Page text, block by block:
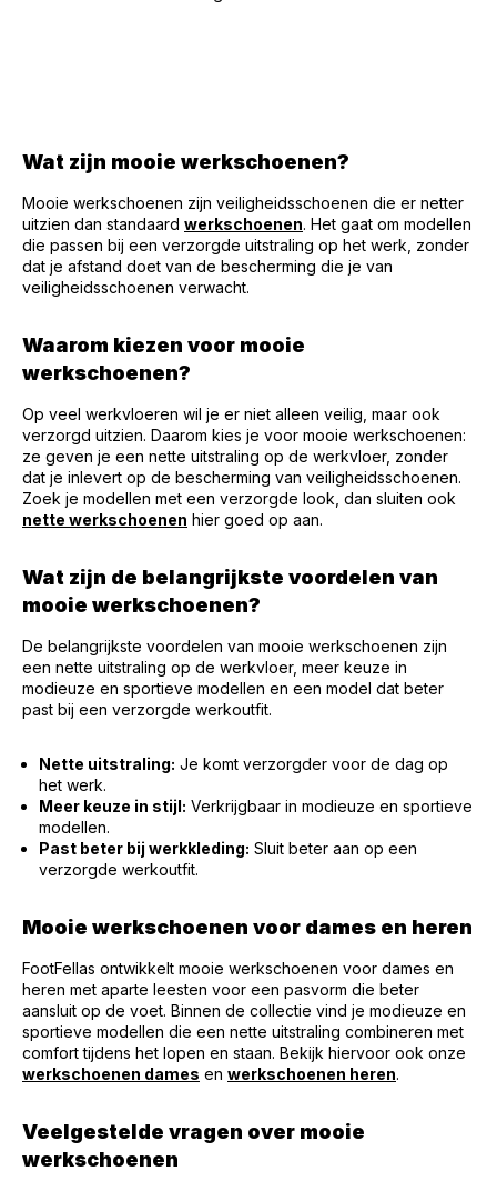
Wat zijn mooie werkschoenen?
Mooie werkschoenen zijn veiligheidsschoenen die er netter
uitzien dan standaard werkschoenen. Het gaat om modellen
die passen bij een verzorgde uitstraling op het werk, zonder
dat je afstand doet van de bescherming die je van
veiligheidsschoenen verwacht.
Waarom kiezen voor mooie
werkschoenen?
Op veel werkvloeren wil je er niet alleen veilig, maar ook
verzorgd uitzien. Daarom kies je voor mooie werkschoenen:
ze geven je een nette uitstraling op de werkvloer, zonder
dat je inlevert op de bescherming van veiligheidsschoenen.
Zoek je modellen met een verzorgde look, dan sluiten ook
nette werkschoenen hier goed op aan.
Wat zijn de belangrijkste voordelen van
mooie werkschoenen?
De belangrijkste voordelen van mooie werkschoenen zijn
een nette uitstraling op de werkvloer, meer keuze in
modieuze en sportieve modellen en een model dat beter
past bij een verzorgde werkoutfit.
Nette uitstraling: Je komt verzorgder voor de dag op
het werk.
Meer keuze in stijl: Verkrijgbaar in modieuze en sportieve
modellen.
Past beter bij werkkleding: Sluit beter aan op een
verzorgde werkoutfit.
Mooie werkschoenen voor dames en heren
FootFellas ontwikkelt mooie werkschoenen voor dames en
heren met aparte leesten voor een pasvorm die beter
aansluit op de voet. Binnen de collectie vind je modieuze en
sportieve modellen die een nette uitstraling combineren met
comfort tijdens het lopen en staan. Bekijk hiervoor ook onze
werkschoenen dames en werkschoenen heren.
Veelgestelde vragen over mooie
werkschoenen